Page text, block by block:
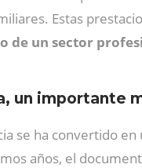
Estas
un sector
un importante
se ha convertido en
años, el